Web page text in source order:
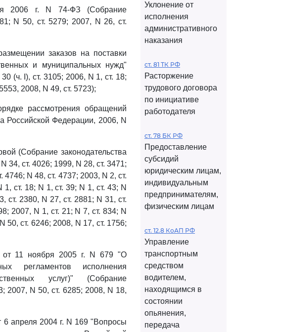
2006 г. N 74-ФЗ (Собрание
N 50, ст. 5279; 2007, N 26, ст.
заказов на поставки
и муниципальных нужд"
(ч. I), ст. 3105; 2006, N 1, ст. 18;
2008, N 49, ст. 5723);
рассмотрения обращений
Российской Федерации, 2006, N
(Собрание законодательства
34, ст. 4026; 1999, N 28, ст. 3471;
4746; N 48, ст. 4737; 2003, N 2, ст.
ст. 18; N 1, ст. 39; N 1, ст. 43; N
ст. 2380, N 27, ст. 2881; N 31, ст.
2007, N 1, ст. 21; N 7, ст. 834; N
50, ст. 6246; 2008, N 17, ст. 1756;
от 11 ноября 2005 г. N 679 "О
регламентов исполнения
услуг)" (Собрание
2007, N 50, ст. 6285; 2008, N 18,
6 апреля 2004 г. N 169 "Вопросы
Уклонение от
исполнения
административного
наказания
ст. 81 ТК РФ
Расторжение
трудового договора
по инициативе
работодателя
ст. 78 БК РФ
Предоставление
субсидий
юридическим лицам,
индивидуальным
предпринимателям,
физическим лицам
ст. 12.8 КоАП РФ
Управление
транспортным
средством
водителем,
находящимся в
состоянии
опьянения,
передача